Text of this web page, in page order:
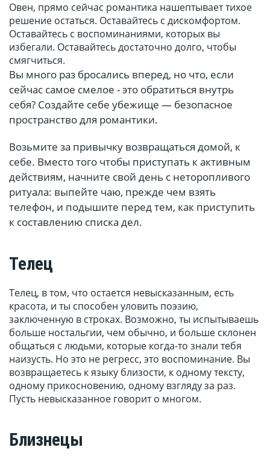
Овен, прямо сейчас романтика нашептывает тихое
решение остаться. Оставайтесь с дискомфортом.
Оставайтесь с воспоминаниями, которых вы
избегали. Оставайтесь достаточно долго, чтобы
смягчиться.
Вы много раз бросались вперед, но что, если
сейчас самое смелое - это обратиться внутрь
себя? Создайте себе убежище — безопасное
пространство для романтики.
Возьмите за привычку возвращаться домой, к
себе. Вместо того чтобы приступать к активным
действиям, начните свой день с неторопливого
ритуала: выпейте чаю, прежде чем взять
телефон, и подышите перед тем, как приступить
к составлению списка дел.
Телец
Телец, в том, что остается невысказанным, есть
красота, и ты способен уловить поэзию,
заключенную в строках. Возможно, ты испытываешь
больше ностальгии, чем обычно, и больше склонен
общаться с людьми, которые когда-то знали тебя
наизусть. Но это не регресс, это воспоминание. Вы
возвращаетесь к языку близости, к одному тексту,
одному прикосновению, одному взгляду за раз.
Пусть невысказанное говорит о многом.
Близнецы